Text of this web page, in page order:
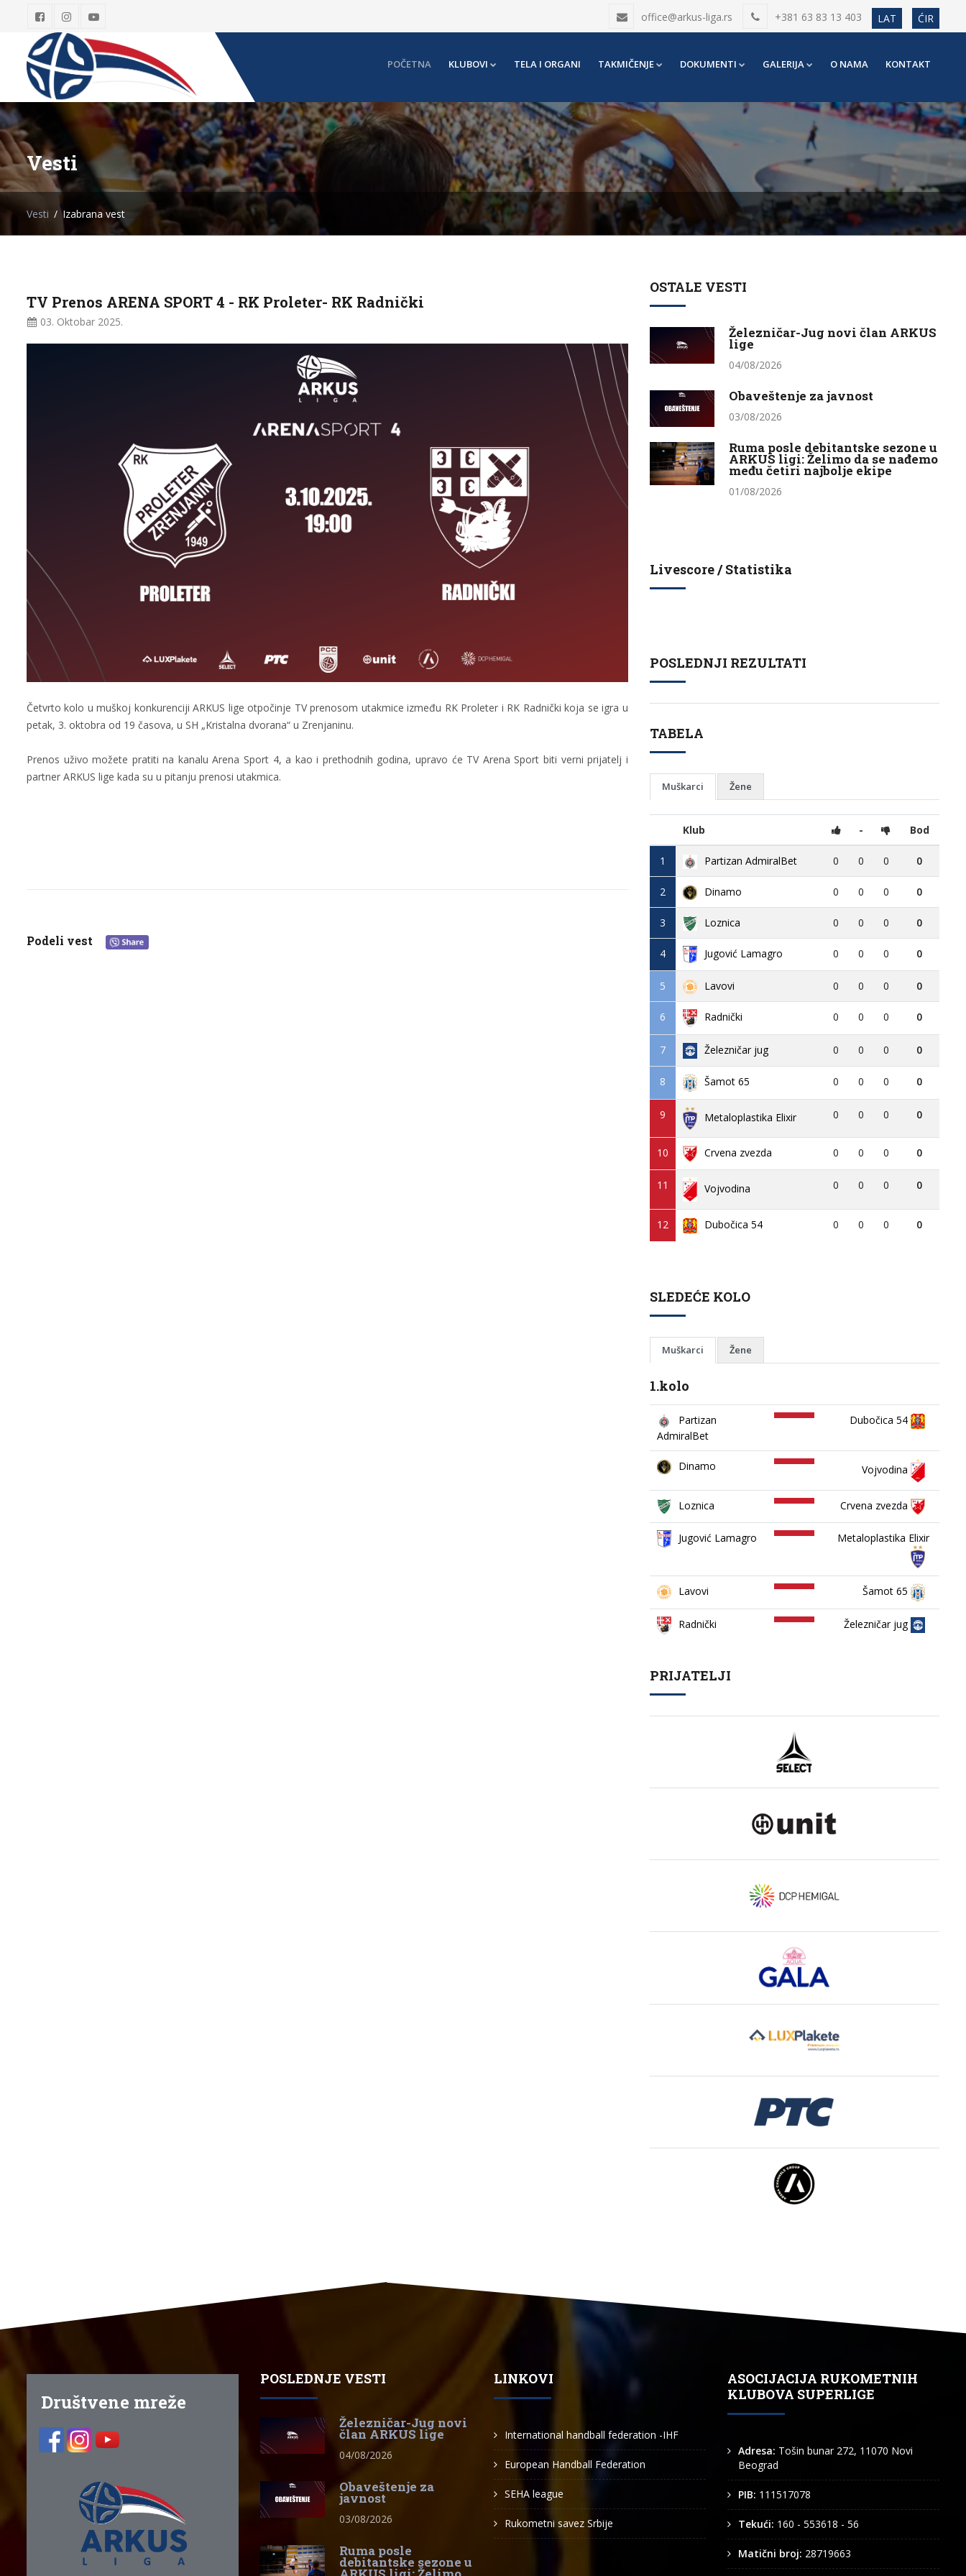
office@arkus-liga.rs +381 63 83 13 403 LAT ĆIR
POČETNA KLUBOVI TELA I ORGANI TAKMIČENJE DOKUMENTI GALERIJA O NAMA KONTAKT
Vesti
Vesti Izabrana vest
TV Prenos ARENA SPORT 4 - RK Proleter- RK Radnički
03. Oktobar 2025.
Četvrto kolo u muškoj konkurenciji ARKUS lige otpočinje TV prenosom utakmice između RK Proleter i RK Radnički koja se igra u
petak, 3. oktobra od 19 časova, u SH „Kristalna dvorana“ u Zrenjaninu.
Prenos uživo možete pratiti na kanalu Arena Sport 4, a kao i prethodnih godina, upravo će TV Arena Sport biti verni prijatelj i
partner ARKUS lige kada su u pitanju prenosi utakmica.
Podeli vest
OSTALE VESTI
Železničar-Jug novi član ARKUS
lige
04/08/2026
Obaveštenje za javnost
03/08/2026
Ruma posle debitantske sezone u
ARKUS ligi: Želimo da se nađemo
među četiri najbolje ekipe
01/08/2026
Livescore / Statistika
POSLEDNJI REZULTATI
TABELA
Muškarci Žene
Klub - Bod
1 Partizan AdmiralBet 0 0 0 0
2 Dinamo 0 0 0 0
3 Loznica 0 0 0 0
4 Jugović Lamagro 0 0 0 0
5 Lavovi 0 0 0 0
6 Radnički 0 0 0 0
7 Železničar jug 0 0 0 0
8 Šamot 65 0 0 0 0
9 Metaloplastika Elixir 0 0 0 0
10 Crvena zvezda 0 0 0 0
11 Vojvodina 0 0 0 0
12 Dubočica 54 0 0 0 0
SLEDEĆE KOLO
Muškarci Žene
1.kolo
Partizan
AdmiralBet
Dubočica 54
Dinamo Vojvodina
Loznica Crvena zvezda
Jugović Lamagro Metaloplastika Elixir
Lavovi Šamot 65
Radnički Železničar jug
PRIJATELJI
Društvene mreže
POSLEDNJE VESTI
Železničar-Jug novi
član ARKUS lige
04/08/2026
Obaveštenje za
javnost
03/08/2026
Ruma posle
debitantske sezone u
LINKOVI
International handball federation -IHF
European Handball Federation
SEHA league
Rukometni savez Srbije
ASOCIJACIJA RUKOMETNIH
KLUBOVA SUPERLIGE
Adresa: Tošin bunar 272, 11070 Novi
Beograd
PIB: 111517078
Tekući: 160 - 553618 - 56
Matični broj: 28719663